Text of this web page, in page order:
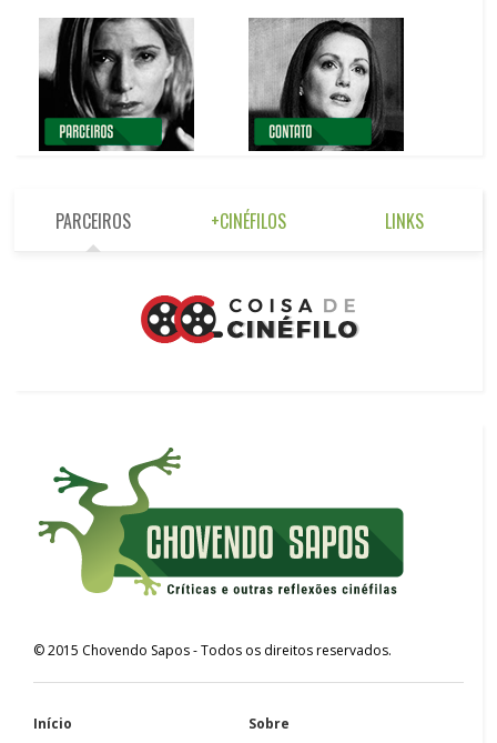
PARCEIROS +CINÉFILOS LINKS
©2015 Chovendo Sapos- Todos os direitos reservados.
Início Sobre